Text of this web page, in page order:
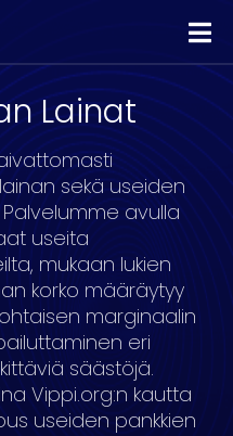
Lainat
Lainat
sekä useiden
avulla
useita
mukaan lukien
korko määräytyy
marginaalin
eri
säästöjä.
Vippi.org:n kautta
useiden pankkien